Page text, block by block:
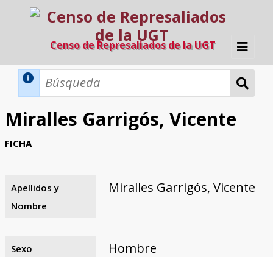
Censo de Represaliados de la UGT
Inicio
Búsqueda Dinámica
Búsqueda Avanzada
Razones y objetivos
El equipo
Colaboradores
Fuentes documentales
Miralles Garrigós, Vicente
FICHA
Apellidos y
Nombre
Miralles Garrigós, Vicente
Sexo Hombre